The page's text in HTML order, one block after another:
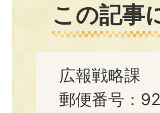
この記事
広報戦略課
郵便番号：